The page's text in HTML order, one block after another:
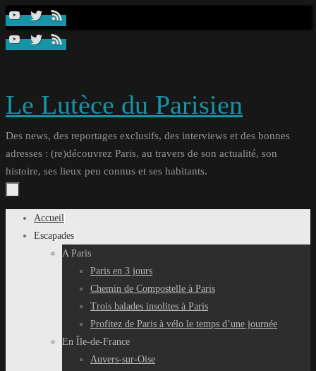
Passer
contenu
Le Lutèce du Parisien
Des news, des reportages exclusifs, des interviews et des bonnes
adresses : (re)découvrez Paris, au travers de son actualité, son
histoire, ses lieux peu connus et ses habitants.
Passer
Accueil
Escapades
A Paris
Paris en 3 jours
Chemin de Compostelle à Paris
Trois balades insolites à Paris
Profitez de Paris à vélo le temps d’une journée
En Île-de-France
Auvers-sur-Oise